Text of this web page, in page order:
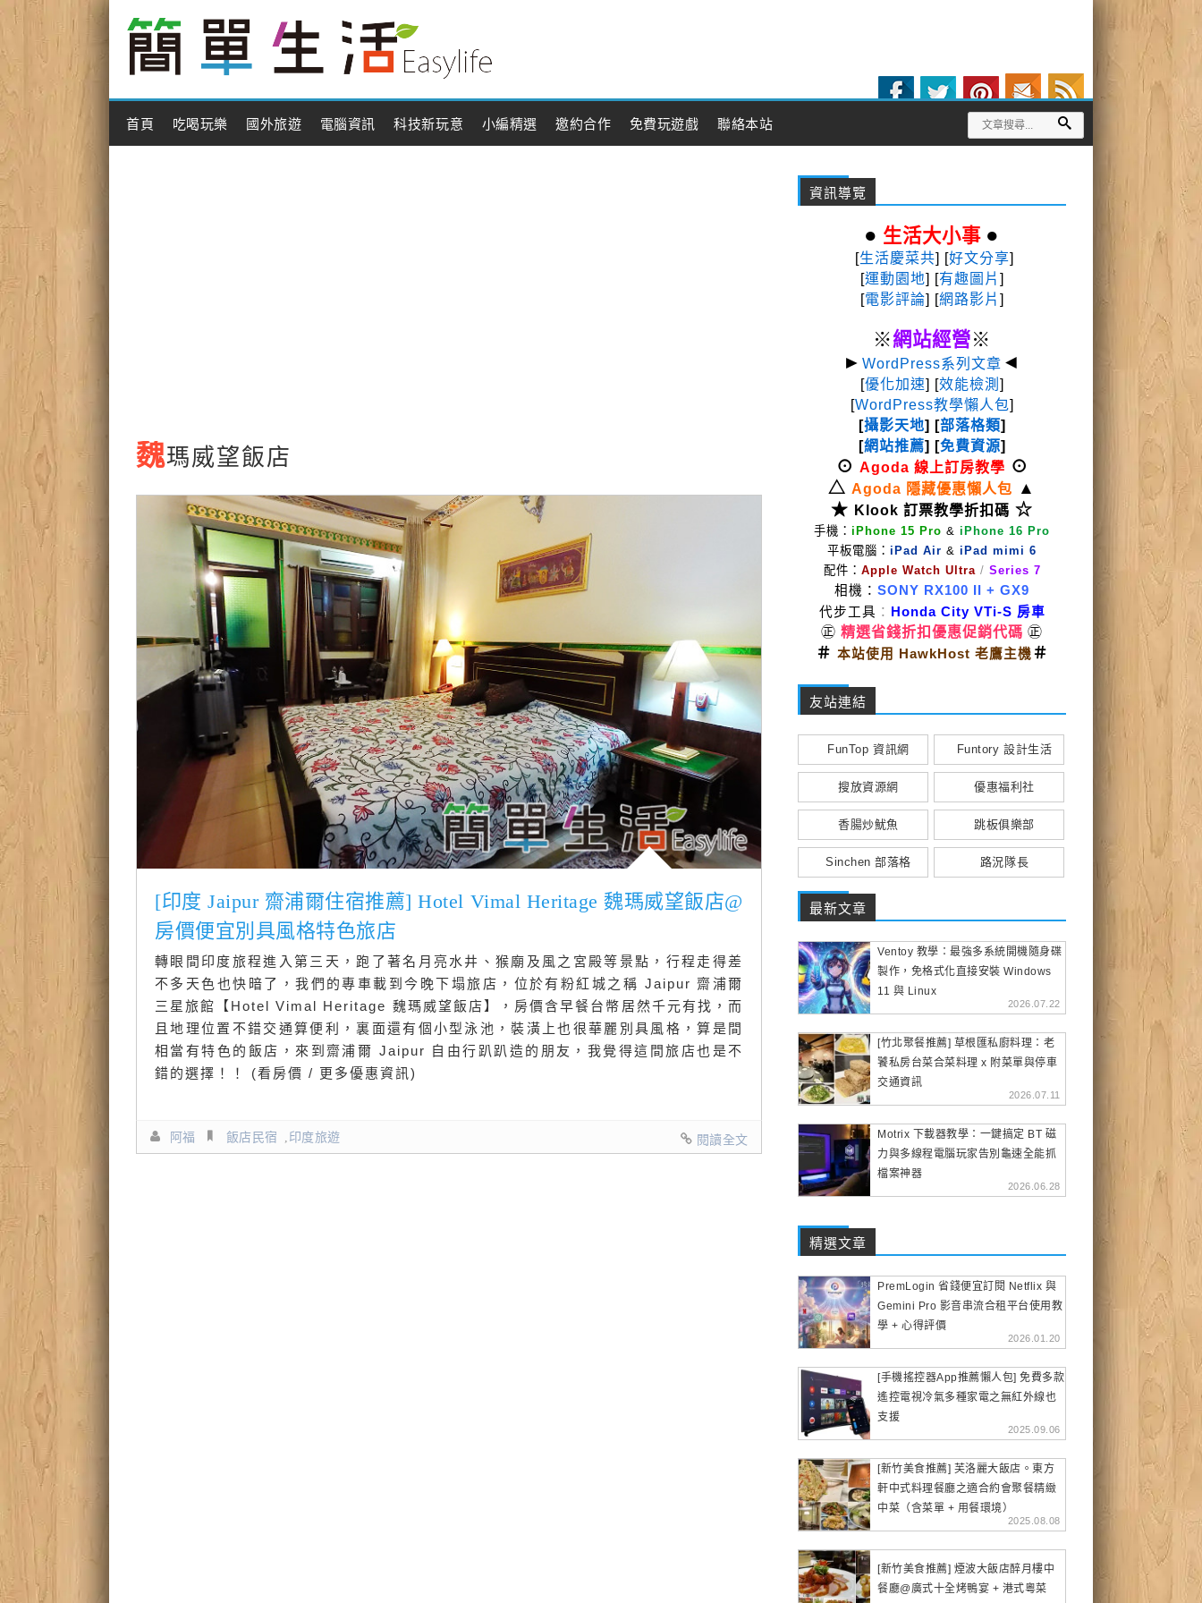
Main Menu
首頁 吃喝玩樂 國外旅遊 電腦資訊 科技新玩意 小編精選 邀約合作 免費玩遊戲 聯絡本站
魏瑪威望飯店
[印度 Jaipur 齋浦爾住宿推薦] Hotel Vimal Heritage 魏瑪威望飯店@
房價便宜別具風格特色旅店
轉眼間印度旅程進入第三天，跑了著名月亮水井、猴廟及風之宮殿等景點，行程走得差
不多天色也快暗了，我們的專車載到今晚下塌旅店，位於有粉紅城之稱 Jaipur 齋浦爾
三星旅館【Hotel Vimal Heritage 魏瑪威望飯店】，房價含早餐台幣居然千元有找，而
且地理位置不錯交通算便利，裏面還有個小型泳池，裝潢上也很華麗別具風格，算是間
相當有特色的飯店，來到齋浦爾 Jaipur 自由行趴趴造的朋友，我覺得這間旅店也是不
錯的選擇！！ (看房價 / 更多優惠資訊)
阿福 飯店民宿 印度旅遊 閱讀全文
資訊導覽
● 生活大小事 ●
[生活慶菜共] [好文分享]
[運動園地] [有趣圖片 ]
[電影評論] [網路影片 ]
※網站經營※
► WordPress系列文章 ◄
[優化加速] [效能檢測 ]
[WordPress教學懶人包]
[攝影天地] [部落格類]
[網站推薦] [免費資源]
⊙ Agoda 線上訂房教學 ⊙
△ Agoda 隱藏優惠懶人包
▲
★ Klook 訂票教學折扣碼 ☆
手機： iPhone 15 Pro & iPhone 16 Pro
平板電腦： iPad Air & iPad mimi 6
配件： Apple Watch Ultra / Series 7
相機： SONY RX100 II
+ GX9
代步工具 ： Honda City VTi-S 房車
㊣ 精選省錢折扣優惠促銷代碼 ㊣
＃ 本站使用 HawkHost 老鷹主機＃
友站連結
FunTop 資訊網 Funtory 設計生活
搜放資源網 優惠福利社
香腸炒魷魚 跳板俱樂部
Sinchen 部落格 路況隊長
最新文章
Ventoy 教學：最強多系統開機隨身碟
製作，免格式化直接安裝 Windows
11 與 Linux
2026.07.22
[竹北聚餐推薦] 草根匯私廚料理：老
饕私房台菜合菜料理 x 附菜單與停車
交通資訊
2026.07.11
Motrix 下載器教學：一鍵搞定 BT 磁
力與多線程電腦玩家告別龜速全能抓
檔案神器
2026.06.28
精選文章
PremLogin 省錢便宜訂閱 Netflix 與
Gemini Pro 影音串流合租平台使用教
學 + 心得評價
2026.01.20
[手機搖控器App推薦懶人包] 免費多款
遙控電視冷氣多種家電之無紅外線也
支援
2025.09.06
[新竹美食推薦] 芙洛麗大飯店。東方
軒中式料理餐廳之適合約會聚餐精緻
中菜（含菜單 + 用餐環境）
2025.08.08
[新竹美食推薦] 煙波大飯店醉月樓中
餐廳@廣式十全烤鴨宴 + 港式粵菜